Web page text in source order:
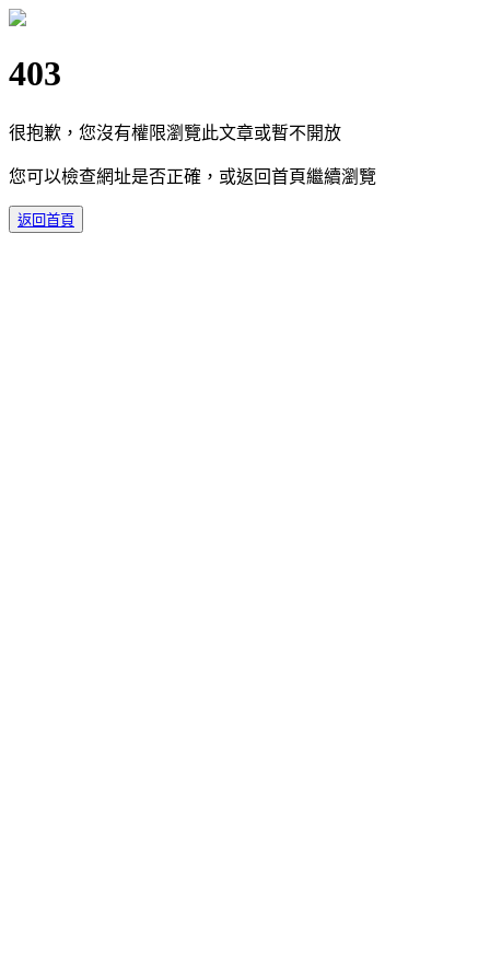
403
很抱歉，您沒有權限瀏覽此文章或暫不開放
您可以檢查網址是否正確，或返回首頁繼續瀏覽
返回首頁